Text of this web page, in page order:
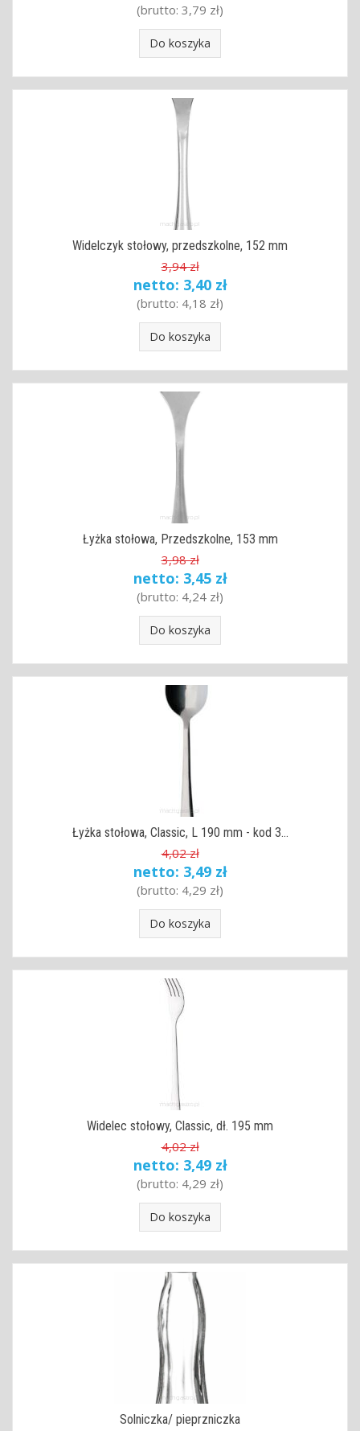
(brutto: 3,79 zł)
Do koszyka
Widelczyk stołowy, przedszkolne, 152 mm
3,94 zł
netto: 3,40 zł
(brutto: 4,18 zł)
Do koszyka
Łyżka stołowa, Przedszkolne, 153 mm
3,98 zł
netto: 3,45 zł
(brutto: 4,24 zł)
Do koszyka
Łyżka stołowa, Classic, L 190 mm - kod 3...
4,02 zł
netto: 3,49 zł
(brutto: 4,29 zł)
Do koszyka
Widelec stołowy, Classic, dł. 195 mm
4,02 zł
netto: 3,49 zł
(brutto: 4,29 zł)
Do koszyka
Solniczka/ pieprzniczka